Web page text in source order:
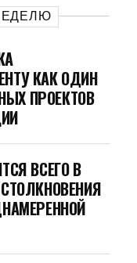
КАК ОДИН
ПРОЕКТОВ
ВСЕГО В